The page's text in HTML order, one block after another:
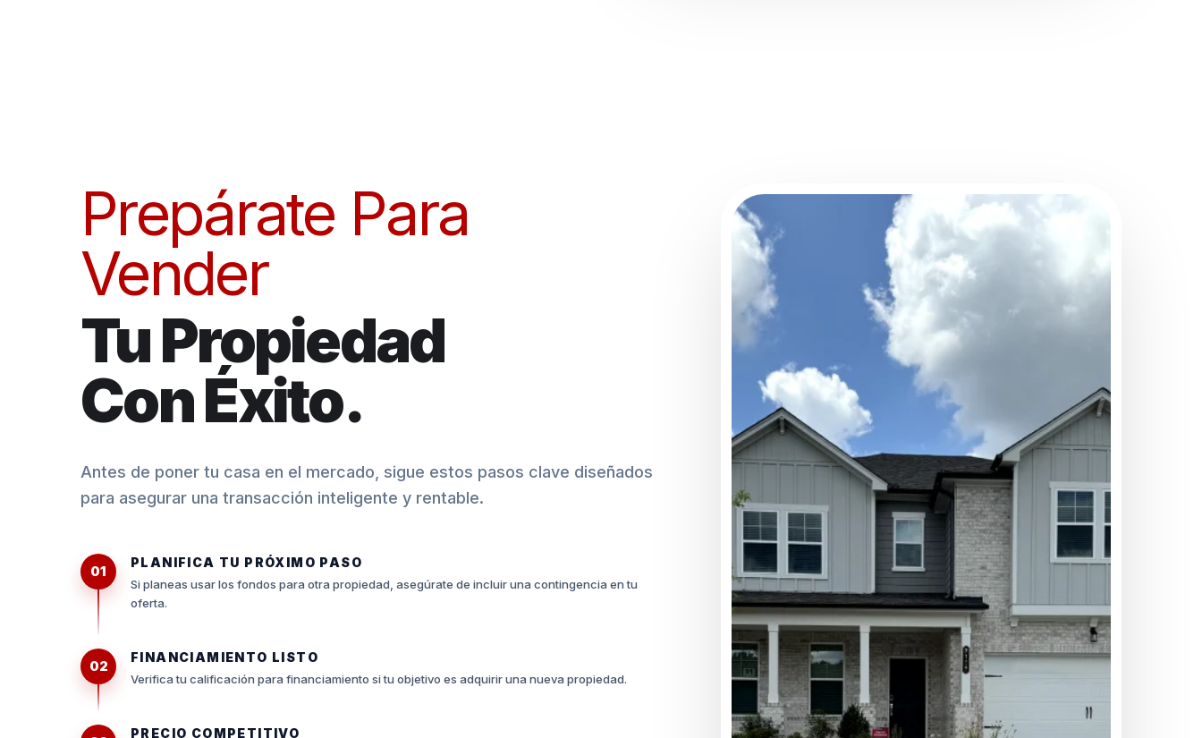
Prepárate Para
Vender
Tu Propiedad
Con Éxito.
Antes de poner tu casa en el mercado, sigue estos pasos clave diseñados
para asegurar una transacción inteligente y rentable.
01
PLANIFICA TU PRÓXIMO PASO
Si planeas usar los fondos para otra propiedad, asegúrate de incluir una contingencia en tu
oferta.
02
FINANCIAMIENTO LISTO
Verifica tu calificación para financiamiento si tu objetivo es adquirir una nueva propiedad.
PRECIO COMPETITIVO